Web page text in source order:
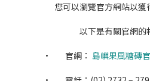
您可以瀏覽官方網站以獲
以下是有關官網的
• 官網： 島嶼果風糖磚